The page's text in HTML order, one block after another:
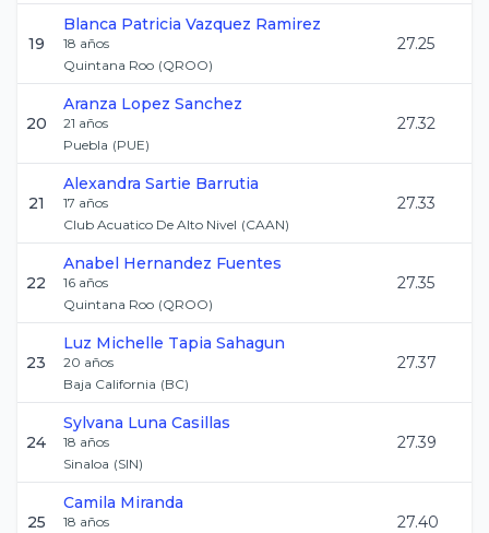
19
Blanca Patricia Vazquez Ramirez
18 años
Quintana Roo (QROO)
27.25
20
Aranza Lopez Sanchez
21 años
Puebla (PUE)
27.32
21
Alexandra Sartie Barrutia
17 años
Club Acuatico De Alto Nivel (CAAN)
27.33
22
Anabel Hernandez Fuentes
16 años
Quintana Roo (QROO)
27.35
23
Luz Michelle Tapia Sahagun
20 años
Baja California (BC)
27.37
24
Sylvana Luna Casillas
18 años
Sinaloa (SIN)
27.39
25
Camila Miranda
18 años
27.40